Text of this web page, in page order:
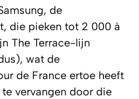
de
die pieken tot 2 000 à
The Terrace-lijn
wat de
de France ertoe heeft
vervangen door die